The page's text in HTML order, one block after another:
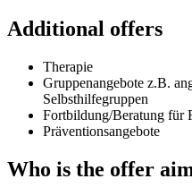
Additional offers
Therapie
Gruppenangebote z.B.
Selbsthilfegruppen
Fortbildung/Beratung für
Präventionsangebote
Who is the offer